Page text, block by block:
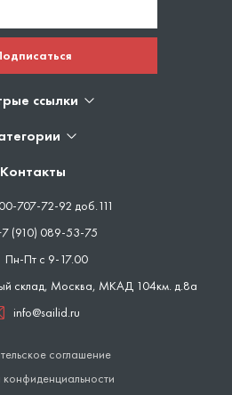
ссылки
Контакты
707-72-92 доб.111
(910) 089-53-75
Пн-Пт с 9-17.00
склад, Москва, МКАД 104км. д.8а
info@sailid.ru
соглашение
конфиденциальности